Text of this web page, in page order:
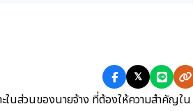
𝕏
ในส่วนของนายจ้าง ที่ต้องให้ความสำคัญใน